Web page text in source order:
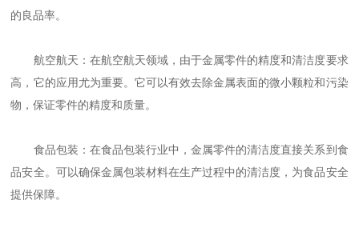
的良品率。
航空航天：在航空航天领域，由于金属零件的精度和清洁度要求
高，它的应用尤为重要。它可以有效去除金属表面的微小颗粒和污染
物，保证零件的精度和质量。
食品包装：在食品包装行业中，金属零件的清洁度直接关系到食
品安全。可以确保金属包装材料在生产过程中的清洁度，为食品安全
提供保障。